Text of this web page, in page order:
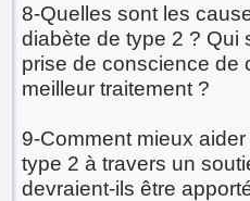
8-Quelles sont les
diabète de type 2 ? Qui
prise de conscience de
meilleur traitement ?
9-Comment mieux
type 2 à travers un
devraient-ils être